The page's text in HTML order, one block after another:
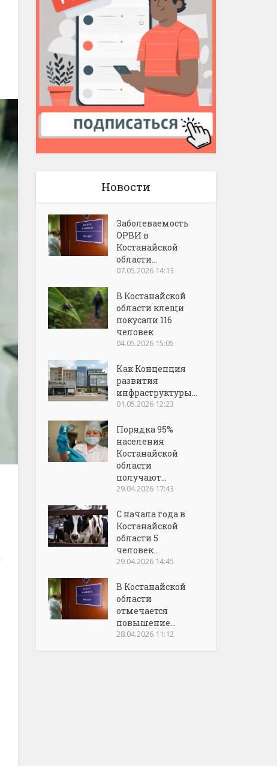
Новости
Заболеваемость
ОРВИ в
Костанайской
области...
07.05.2026 14:13
В Костанайской
области клещи
покусали 116
человек
04.05.2026 15:05
Как Концепция
развития
инфраструктуры...
01.05.2026 12:23
Порядка 95%
населения
Костанайской
области
получают...
29.04.2026 17:43
С начала года в
Костанайской
области 5
человек...
29.04.2026 14:45
В Костанайской
области
отмечается
повышение...
28.04.2026 11:12